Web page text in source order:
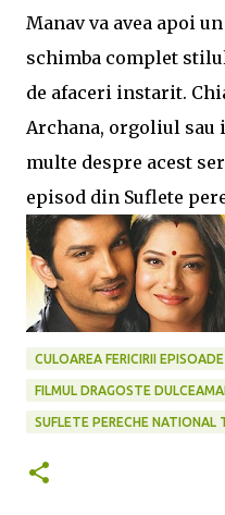
Manav va avea apoi
schimba complet
de afaceri instarit.
Archana, orgoliul sau
multe despre acest
episod din Suflete
CULOAREA FERICIRII EPISOADE
FILMUL DRAGOSTE
SUFLETE PERECHE NATIONAL